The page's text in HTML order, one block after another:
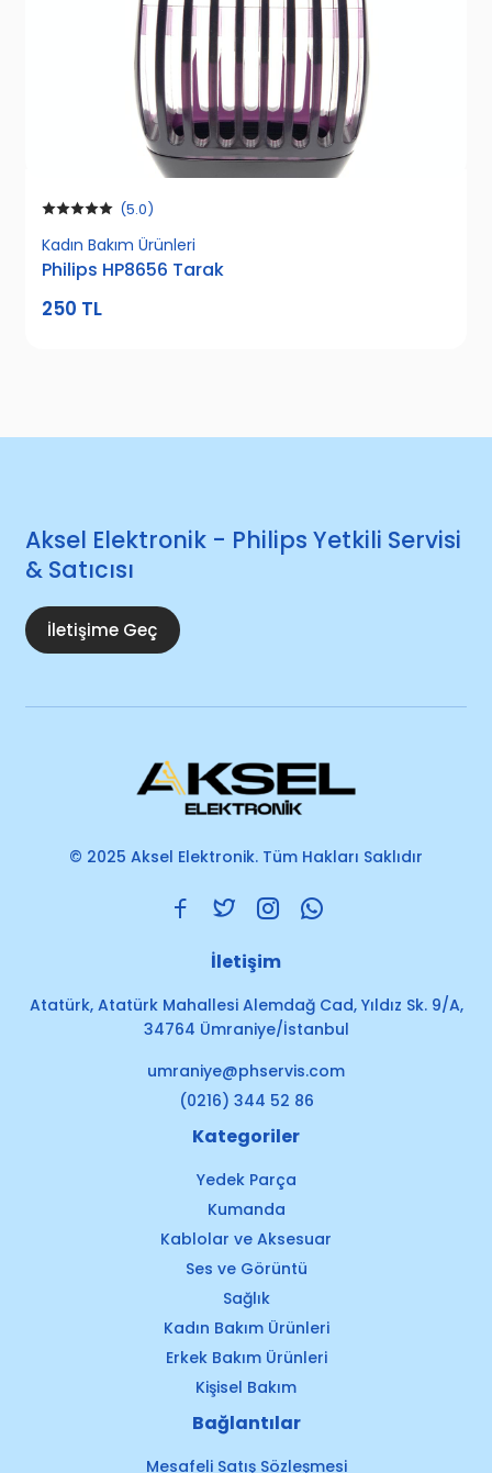
(5.0)
Kadın Bakım Ürünleri
Philips HP8656 Tarak
250 TL
Aksel Elektronik - Philips Yetkili Servisi
& Satıcısı
İletişime Geç
© 2025 Aksel Elektronik. Tüm Hakları Saklıdır
İletişim
Atatürk, Atatürk Mahallesi Alemdağ Cad, Yıldız Sk. 9/A,
34764 Ümraniye/İstanbul
umraniye@phservis.com
(0216) 344 52 86
Kategoriler
Yedek Parça
Kumanda
Kablolar ve Aksesuar
Ses ve Görüntü
Sağlık
Kadın Bakım Ürünleri
Erkek Bakım Ürünleri
Kişisel Bakım
Bağlantılar
Mesafeli Satış Sözleşmesi